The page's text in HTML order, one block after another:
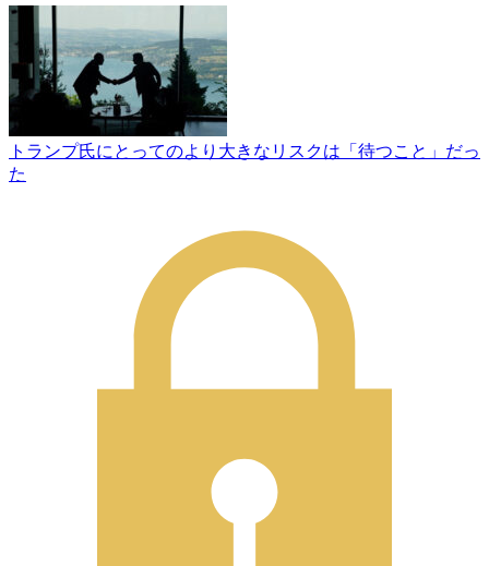
トランプ氏にとってのより大きなリスクは「待つこと」だっ
た